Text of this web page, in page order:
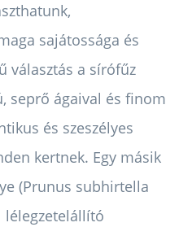
sajátossága és
választás a sírófűz
seprő ágaival és finom
és szeszélyes
kertnek. Egy másik
(Prunus subhirtella
lélegzetelállító